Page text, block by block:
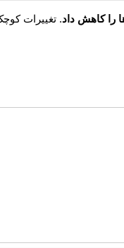
را کاهش داد. تغییرات